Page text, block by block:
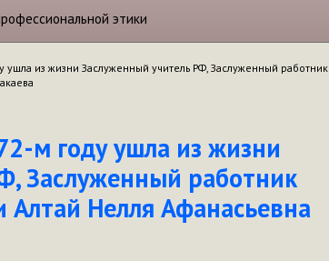
этики
ушла из жизни Заслуженный учитель РФ, Заслуженный работник
м году ушла из жизни
Заслуженный работник
Алтай Нелля Афанасьевна